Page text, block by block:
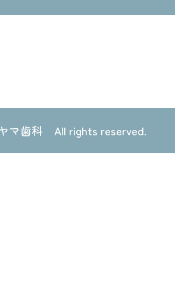
マ歯科 All rights reserved.